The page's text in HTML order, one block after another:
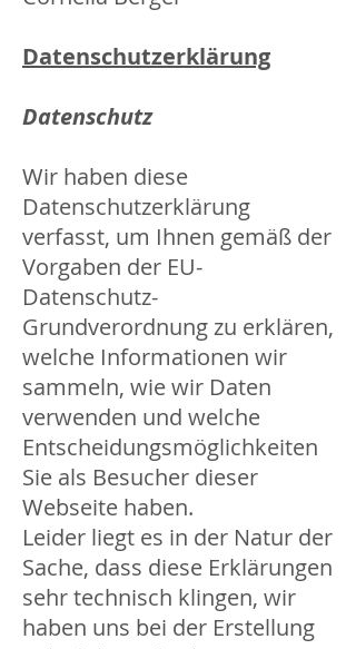
Datenschutzerklärung
Datenschutz
Wir haben diese
Datenschutzerklärung
verfasst, um Ihnen gemäß der
Vorgaben der EU-
Datenschutz-
Grundverordnung zu erklären,
welche Informationen wir
sammeln, wie wir Daten
verwenden und welche
Entscheidungsmöglichkeiten
Sie als Besucher dieser
Webseite haben.
Leider liegt es in der Natur der
Sache, dass diese Erklärungen
sehr technisch klingen, wir
haben uns bei der Erstellung